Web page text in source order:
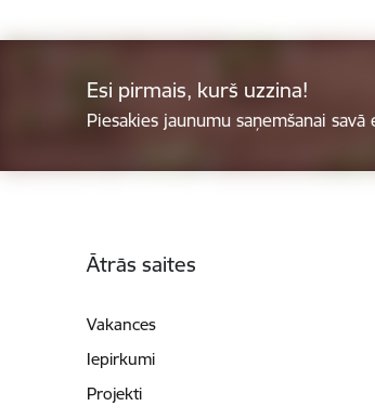
Esi pirmais, kurš uzzina!
Piesakies jaunumu saņemšanai savā
Ātrās saites
Vakances
Iepirkumi
Projekti